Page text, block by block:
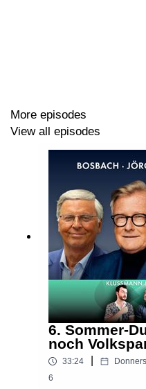
https://steady.page/de/
Vermarktung: Wake
Fragen,
More episodes
View all episodes
6. Sommer-
noch
33:24
6